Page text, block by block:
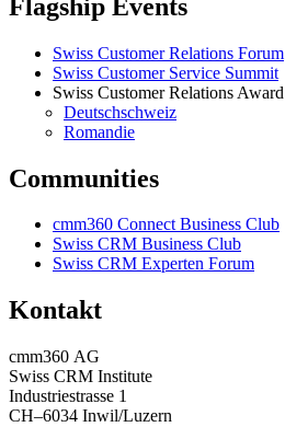
Flagship Events
Swiss Customer Relations Forum
Swiss Customer Service Summit
Swiss Customer Relations Award
Deutschschweiz
Romandie
Communities
cmm360 Connect Business Club
Swiss CRM Business Club
Swiss CRM Experten Forum
Kontakt
cmm360 AG
Swiss CRM Institute
Industriestrasse 1
CH–6034 Inwil/Luzern